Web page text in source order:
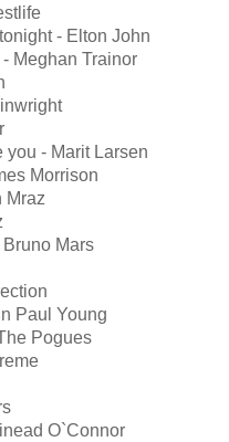
- Elton John
Meghan Trainor
you - Marit Larsen
Morrison
Mraz
Mars
Paul Young
Pogues
O`Connor